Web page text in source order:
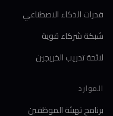
قدرات الذكاء الاصطناعي
شبكة شركاء قوية
لائحة تدريب الخريجين
الموارد
برنامج تهيئة الموظفين